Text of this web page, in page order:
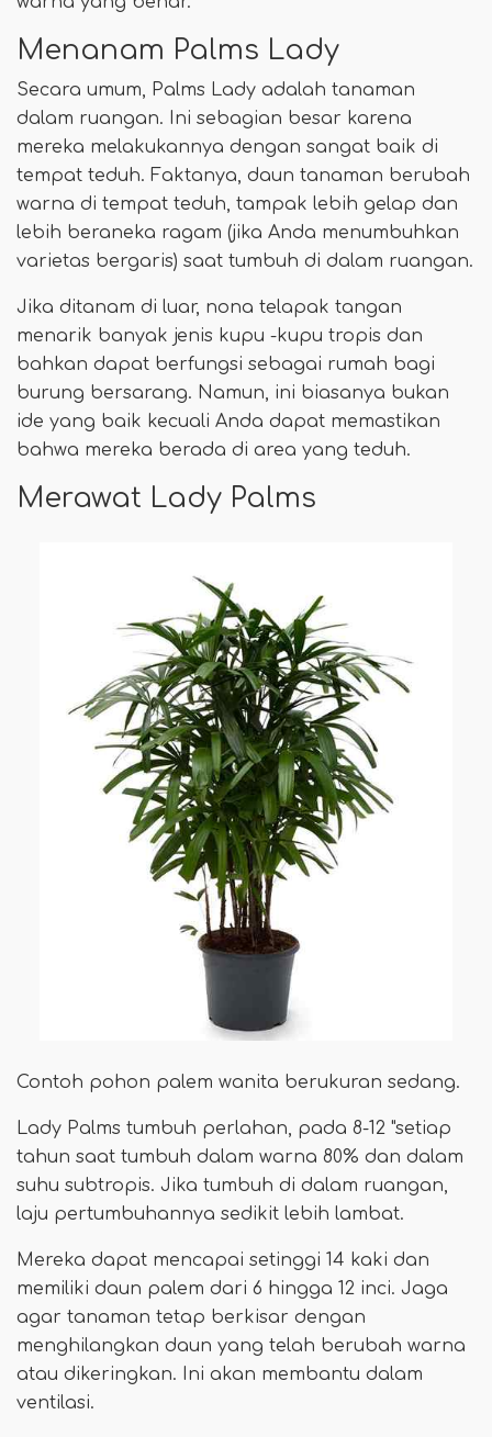
Menanam Palms Lady
Secara umum, Palms Lady adalah tanaman
dalam ruangan. Ini sebagian besar karena
mereka melakukannya dengan sangat baik di
tempat teduh. Faktanya, daun tanaman berubah
warna di tempat teduh, tampak lebih gelap dan
lebih beraneka ragam (jika Anda menumbuhkan
varietas bergaris) saat tumbuh di dalam ruangan.
Jika ditanam di luar, nona telapak tangan
menarik banyak jenis kupu -kupu tropis dan
bahkan dapat berfungsi sebagai rumah bagi
burung bersarang. Namun, ini biasanya bukan
ide yang baik kecuali Anda dapat memastikan
bahwa mereka berada di area yang teduh.
Merawat Lady Palms
Contoh pohon palem wanita berukuran sedang.
Lady Palms tumbuh perlahan, pada 8-12 "setiap
tahun saat tumbuh dalam warna 80% dan dalam
suhu subtropis. Jika tumbuh di dalam ruangan,
laju pertumbuhannya sedikit lebih lambat.
Mereka dapat mencapai setinggi 14 kaki dan
memiliki daun palem dari 6 hingga 12 inci. Jaga
agar tanaman tetap berkisar dengan
menghilangkan daun yang telah berubah warna
atau dikeringkan. Ini akan membantu dalam
ventilasi.